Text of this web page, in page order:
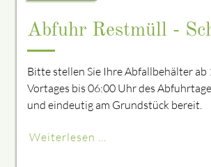
Abfuhr Restmüll -
Bitte stellen Sie Ihre Abfallbehälter ab
Vortages bis 06:00 Uhr des
und eindeutig am Grundstück bereit.
Weiterlesen …